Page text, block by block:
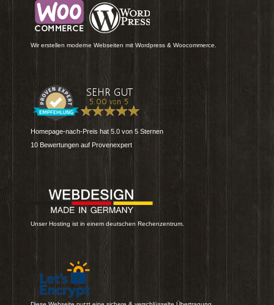
Wir erstellen moderne Webseiten mit Wordpress & Woocommerce.
Homepage-nach-Preis hat 5.0 von 5 Sternen
10 Bewertungen auf Provenexpert
Unser Hosting ist in einem deutschen Rechenzentrum.